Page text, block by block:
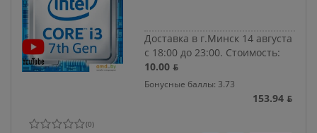
Доставка в г.Минск 14 августа
с 18:00 до 23:00. Стоимость:
10.00 ƃ
Бонусные баллы: 3.73
153.94 ƃ
(0)